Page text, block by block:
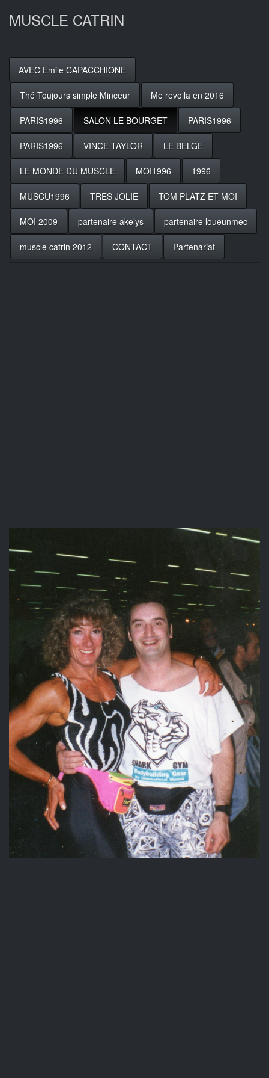
MUSCLE CATRIN
AVEC Emile CAPACCHIONE
Thé Toujours simple Minceur Me revoila en 2016
PARIS1996 SALON LE BOURGET PARIS1996
PARIS1996 VINCE TAYLOR LE BELGE
LE MONDE DU MUSCLE MOI1996 1996
MUSCU1996 TRES JOLIE TOM PLATZ ET MOI
MOI 2009 partenaire akelys partenaire loueunmec
muscle catrin 2012 CONTACT Partenariat